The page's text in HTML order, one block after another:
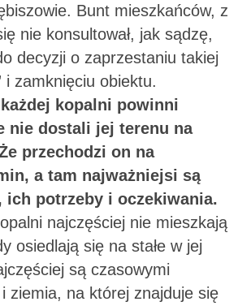
Bunt mieszkańców, z
nie konsultował, jak sądzę,
decyzji o zaprzestaniu takiej
i zamknięciu obiektu.
kopalni powinni
nie dostali jej terenu na
przechodzi on na
a tam najważniejsi są
ich potrzeby i oczekiwania.
najczęściej nie mieszkają
osiedlają się na stałe w jej
są czasowymi
ziemia, na której znajduje się